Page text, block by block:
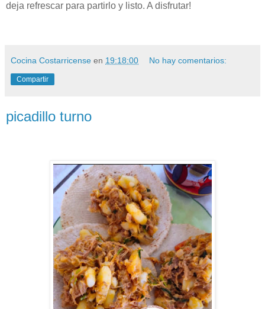
deja refrescar para partirlo y listo. A disfrutar!
Cocina Costarricense en 19:18:00 No hay comentarios:
Compartir
picadillo turno